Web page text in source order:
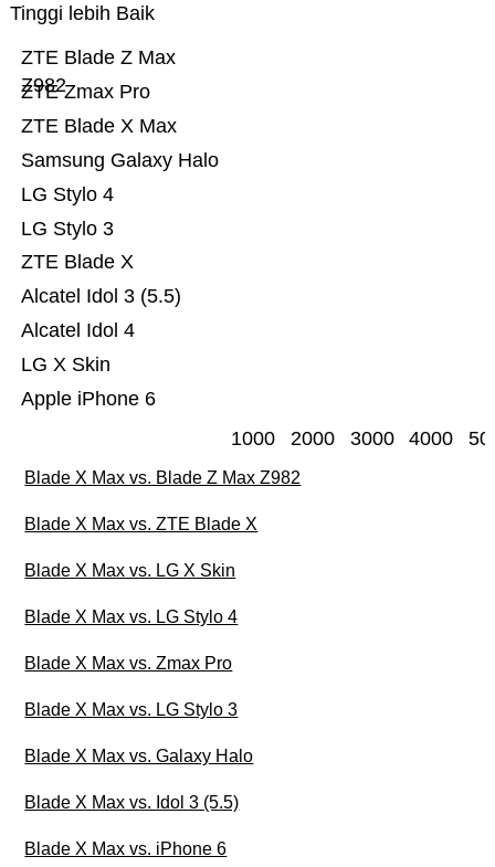
Tinggi lebih Baik
Apple iPhone 6
LG X Skin
Alcatel Idol 4
Alcatel Idol 3 (5.5)
ZTE Blade X
LG Stylo 3
LG Stylo 4
Samsung Galaxy Halo
ZTE Blade X Max
ZTE Zmax Pro
ZTE Blade Z Max
Z982
1000 2000 3000 4000
Blade X Max vs. Blade Z Max Z982
Blade X Max vs. ZTE Blade X
Blade X Max vs. LG X Skin
Blade X Max vs. LG Stylo 4
Blade X Max vs. Zmax Pro
Blade X Max vs. LG Stylo 3
Blade X Max vs. Galaxy Halo
Blade X Max vs. Idol 3 (5.5)
Blade X Max vs. iPhone 6